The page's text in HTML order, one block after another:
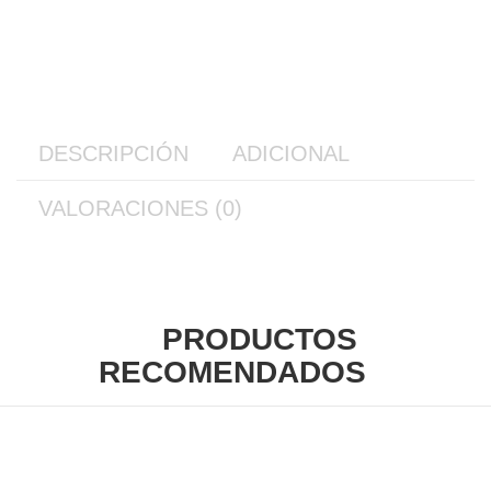
DESCRIPCIÓN ADICIONAL
VALORACIONES (0)
PRODUCTOS
RECOMENDADOS